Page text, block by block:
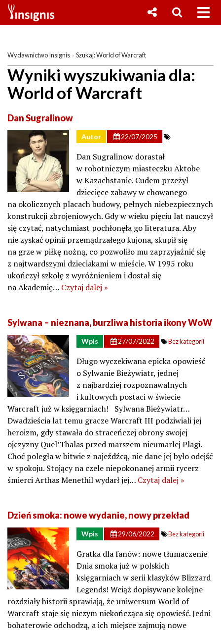
Wydawnictwo Insignis Szukaj: World of Warcraft
Wyniki wyszukiwania dla:
World of Warcraft
Dan Sugralinow
Autor 22/07/2025
Dan Sugralinow dorastał
w robotniczym miasteczku Aktobe
w Kazachstanie. Cudem przeżył
dziecięce zabawy w chowanego
na okolicznych placach budowy, pełnych niebezpiecznych
konstrukcji zbrojeniowych. Gdy w wieku pięciu lat nauczył
się czytać, natychmiast pochłonęła go literatura. Aby
nie zyskać opinii przemądrzałego kujona, skupił się
na grze w piłkę nożną, co pozwoliło mu zaprzyjaźnić się
z najtwardszymi dzieciakami w mieście. W 1995 roku
ukończył szkołę z wyróżnieniem i dostał się
na Akademię… Czytaj dalej »
Sylwana – nieznana, burzliwa historia ikony WoW
Wpis 27/07/2022 Bez kategorii
Długo wyczekiwana epicka opowieść
o Sylwanie Bieżywiatr, jednej
z najbardziej rozpoznawalnych
i kultowych postaci w świecie
Warcraft już w księgarniach! Sylwana Bieżywiatr…
Dwadzieścia lat temu gracze Warcraft III podziwiali jej
heroizm, gdy stawała do straceńczej obrony swojej
ojczyzny Quel’Thalas przed marszem nieumarłej Plagi.
Choć poległa w bitwie z najeźdźcą, nie dane jej było odejść
w spokoju. Stojący na czele niepokonanej armii rycerz
śmierci Arthas Menethil wydarł jej… Czytaj dalej »
Dzień smoka: nowe wydanie, nowy przekład
Wpis 29/06/2022 Bez kategorii
Gratka dla fanów: nowe tłumaczenie
Dnia smoka już w polskich
księgarniach w serii klasyków Blizzard
Legends! Wciąż dopisywane kolejne
rozdziały historii sprawiają, że uniwersum World of
Warcraft staje się niczym niekończąca się opowieść. Jedni
bohaterowie odchodzą, a ich miejsce zajmują nowe